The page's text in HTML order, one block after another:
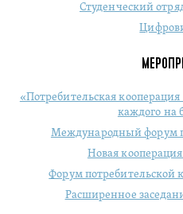
Студенческий
«Потребительская
каждого на
Международный форум
Новая
Форум потребительской
Расширенное